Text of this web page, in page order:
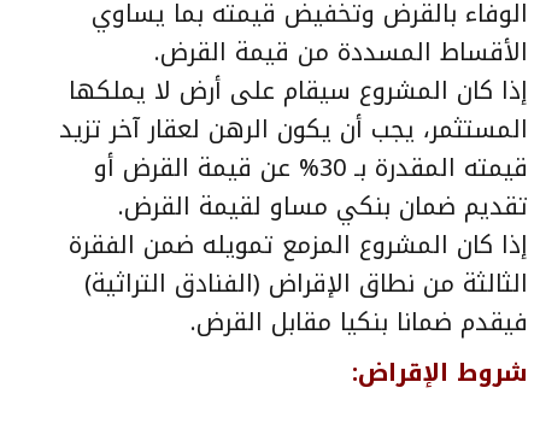
الوفاء بالقرض وتخفيض قيمته بما يساوي
الأقساط المسددة من قيمة القرض.
إذا كان المشروع سيقام على أرض لا يملكها
المستثمر، يجب أن يكون الرهن لعقار آخر تزيد
قيمته المقدرة بـ 30% عن قيمة القرض أو
تقديم ضمان بنكي مساو لقيمة القرض.
إذا كان المشروع المزمع تمويله ضمن الفقرة
الثالثة من نطاق الإقراض (الفنادق التراثية)
فيقدم ضمانا بنكيا مقابل القرض.
شروط الإقراض: